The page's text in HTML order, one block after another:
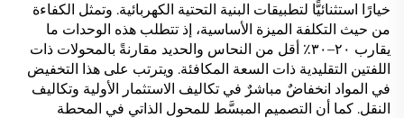
خيارًا استثنائيًّا لتطبيقات البنية التحتية الكهربائية. وتمثل الكفاءة
من حيث التكلفة الميزة الأساسية، إذ تتطلب هذه الوحدات ما
يقارب ٢٠–٣٠٪ أقل من النحاس والحديد مقارنةً بالمحولات ذات
اللفتين التقليدية ذات السعة المكافئة. ويترتب على هذا التخفيض
في المواد انخفاضٌ مباشرٌ في تكاليف الاستثمار الأولية وتكاليف
النقل. كما أن التصميم المبسَّط للمحول الذاتي في المحطة